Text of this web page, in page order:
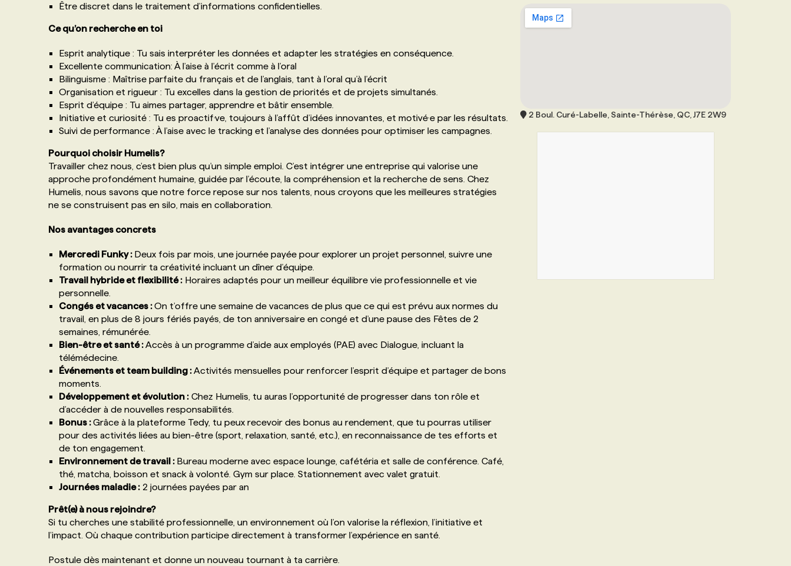
Être discret dans le traitement d’informations confidentielles.
Ce qu’on recherche en toi
Esprit analytique : Tu sais interpréter les données et adapter les stratégies en conséquence.
Excellente communication: À l’aise à l’écrit comme à l’oral
Bilinguisme : Maîtrise parfaite du français et de l’anglais, tant à l’oral qu’à l’écrit
Organisation et rigueur : Tu excelles dans la gestion de priorités et de projets simultanés.
Esprit d’équipe : Tu aimes partager, apprendre et bâtir ensemble.
Initiative et curiosité : Tu es proactif·ve, toujours à l’affût d’idées innovantes, et motivé·e par les résultats.
Suivi de performance : À l’aise avec le tracking et l’analyse des données pour optimiser les campagnes.
Pourquoi choisir Humelis?
Travailler chez nous, c’est bien plus qu’un simple emploi. C’est intégrer une entreprise qui valorise une
approche profondément humaine, guidée par l’écoute, la compréhension et la recherche de sens. Chez
Humelis, nous savons que notre force repose sur nos talents, nous croyons que les meilleures stratégies
ne se construisent pas en silo, mais en collaboration.
Nos avantages concrets
Mercredi Funky : Deux fois par mois, une journée payée pour explorer un projet personnel, suivre une
formation ou nourrir ta créativité incluant un dîner d’équipe.
Travail hybride et flexibilité : Horaires adaptés pour un meilleur équilibre vie professionnelle et vie
personnelle.
Congés et vacances :On t’offre une semaine de vacances de plus que ce qui est prévu aux normes du
travail, en plus de 8 jours fériés payés, de ton anniversaire en congé et d’une pause des Fêtes de 2
semaines, rémunérée.
Bien-être et santé :Accès à un programme d’aide aux employés (PAE) avec Dialogue, incluant la
télémédecine.
Événements et team building :Activités mensuelles pour renforcer l’esprit d’équipe et partager de bons
moments.
Développement et évolution : Chez Humelis, tu auras l’opportunité de progresser dans ton rôle et
d’accéder à de nouvelles responsabilités.
Bonus :Grâce à la plateforme Tedy, tu peux recevoir des bonus au rendement, que tu pourras utiliser
pour des activités liées au bien-être (sport, relaxation, santé, etc.), en reconnaissance de tes efforts et
de ton engagement.
Environnement de travail : Bureau moderne avec espace lounge, cafétéria et salle de conférence. Café,
thé, matcha, boisson et snack à volonté. Gym sur place. Stationnement avec valet gratuit.
Journées maladie : 2 journées payées par an
Prêt(e) à nous rejoindre?
Si tu cherches une stabilité professionnelle, un environnement où l’on valorise la réflexion, l’initiative et
l’impact. Où chaque contribution participe directement à transformer l’expérience en santé.
Postule dès maintenant et donne un nouveau tournant à ta carrière.
2 Boul. Curé-Labelle, Sainte-Thérèse, QC, J7E 2W9